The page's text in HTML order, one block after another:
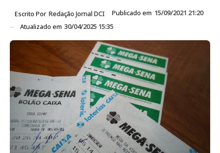
Escrito Por Redação Jornal DCI Publicado em 15/09/2021 21:20
Atualizado em 30/04/2025 15:35